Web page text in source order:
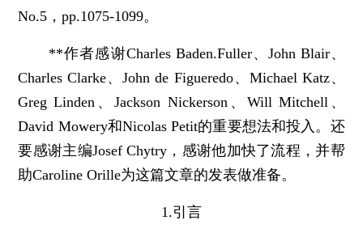
No.5，pp.1075-1099。
**作者感谢Charles Baden.Fuller、John Blair、
Charles Clarke、John de Figueredo、Michael Katz、
Greg Linden、Jackson Nickerson、Will Mitchell、
David Mowery和Nicolas Petit的重要想法和投入。还
要感谢主编Josef Chytry，感谢他加快了流程，并帮
助Caroline Orille为这篇文章的发表做准备。
1.引言